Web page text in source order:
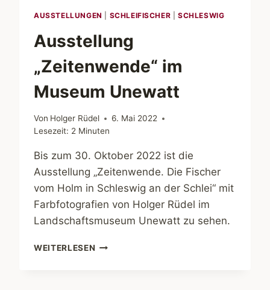
AUSSTELLUNGEN SCHLEIFISCHER |SCHLESWIG
Ausstellung
„Zeitenwende“ im
Museum Unewatt
Von Holger Rüdel
6. Mai 2022
Lesezeit: 2 Minuten
Bis zum 30. Oktober 2022 ist die
Ausstellung „Zeitenwende. Die Fischer
vom Holm in Schleswig an der Schlei“ mit
Farbfotografien von Holger Rüdel im
Landschaftsmuseum Unewatt zu sehen.
WEITERLESEN AUSSTELLUNG